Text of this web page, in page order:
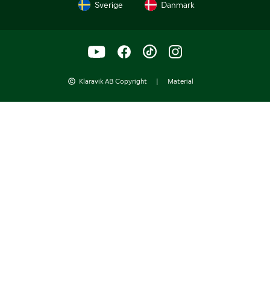
Sverige Danmark
Klaravik AB Copyright | Material